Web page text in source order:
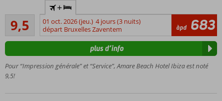
only
hotel
Directement
de Cala De
Bou
pension
9,5
Très excellente
6
commentaires
+
01 oct. 2026 (jeu.) 4 jours (3 nuits)
départ Bruxelles Zaventem
àpd 683
Pour “Impression générale” et “Service”, Amare Beach Hotel Ibiza est noté
9,5!
plus d’info